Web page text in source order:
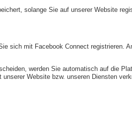
solange Sie auf unserer Website
sich mit Facebook Connect registrieren.
werden Sie automatisch auf die
Website bzw. unseren Diensten